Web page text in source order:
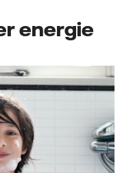
energie